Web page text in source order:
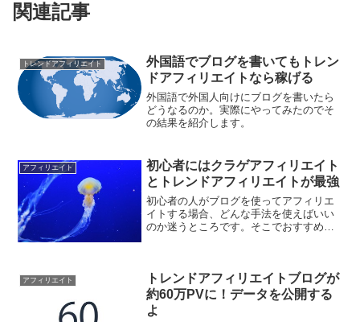
関連記事
トレンドアフィリエイト
外国語でブログを書いてもトレン
ドアフィリエイトなら稼げる
外国語で外国人向けにブログを書いたら
どうなるのか。実際にやってみたのでそ
の結果を紹介します。
アフィリエイト
初心者にはクラゲアフィリエイト
とトレンドアフィリエイトが最強
初心者の人がブログを使ってアフィリエ
イトする場合、どんな手法を使えばいい
のか迷うところです。そこでおすすめし
らをミックスさせるのもよしで...
アフィリエイト
トレンドアフィリエイトブログが
約60万PVに！データを公開する
よ